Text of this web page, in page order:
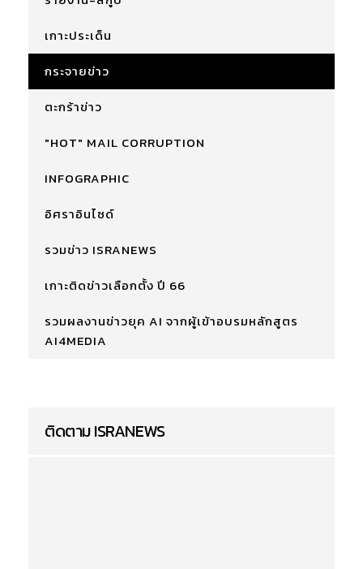
เกาะประเด็น
กระจายข่าว
ตะกร้าข่าว
"HOT" MAIL CORRUPTION
INFOGRAPHIC
อิศราอินไซด์
รวมข่าว ISRANEWS
เกาะติดข่าวเลือกตั้ง ปี 66
รวมผลงานข่าวยุค AI จากผู้เข้าอบรมหลักสูตร
AI4MEDIA
ติดตาม ISRANEWS